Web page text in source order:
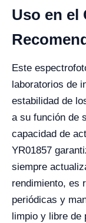
Uso en el
Este
laboratorios de
estabilidad de
a su función de
capacidad de
YR01857
siempre
rendimiento, es
periódicas y
limpio y libre